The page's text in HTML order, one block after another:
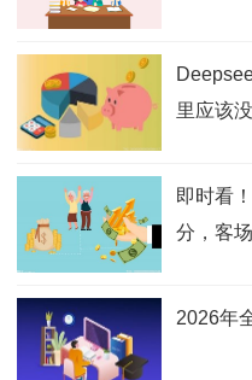
里应该
即时看
分，客
2026年